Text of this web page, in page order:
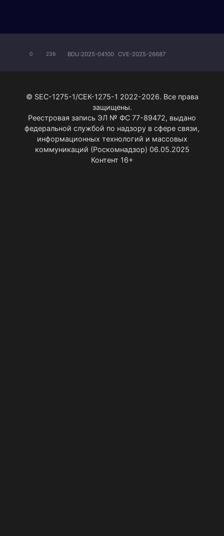
0 236 BDU:2025-04100 CVE-2025-26687
© SEC-1275-1/СЕК-1275-1 2022-2026. Все права
защищены.
Реестровая запись ЭЛ № ФС 77-89472, выдано
федеральной службой по надзору в сфере связи,
информационных технологий и массовых
коммуникаций (Роскомнадзор) 06.05.2025
Контент 16+